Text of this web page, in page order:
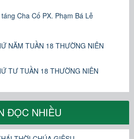
Cha Cố PX. Phạm Bá Lễ
NĂM TUẦN 18 THƯỜNG NIÊN
TƯ TUẦN 18 THƯỜNG NIÊN
ĐỌC NHIỀU